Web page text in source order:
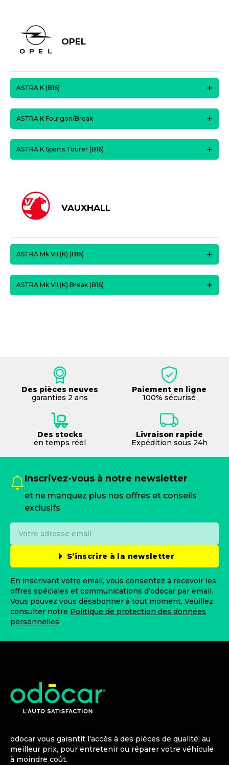
OPEL
ASTRA K (B16)
ASTRA K Fourgon/Break
ASTRA K Sports Tourer (B16)
VAUXHALL
ASTRA Mk VII (K) (B16)
ASTRA Mk VII (K) Break (B16)
Des pièces neuves
garanties 2 ans
Paiement en ligne
100% sécurisé
Des stocks
en temps réel
Livraison rapide
Expédition sous 24h
Inscrivez-vous à notre newsletter
et ne manquez plus nos offres et conseils
exclusifs
S’inscrire à la newsletter
En inscrivant votre email, vous consentez à recevoir les
offres spéciales et communications d’odocar par email.
Vous pouvez vous désabonner à tout moment. Veuillez
consulter notre Politique de protection des données
personnelles
odocar vous garantit l'accès à des pièces de qualité, au
meilleur prix, pour entretenir ou réparer votre véhicule
à moindre coût.